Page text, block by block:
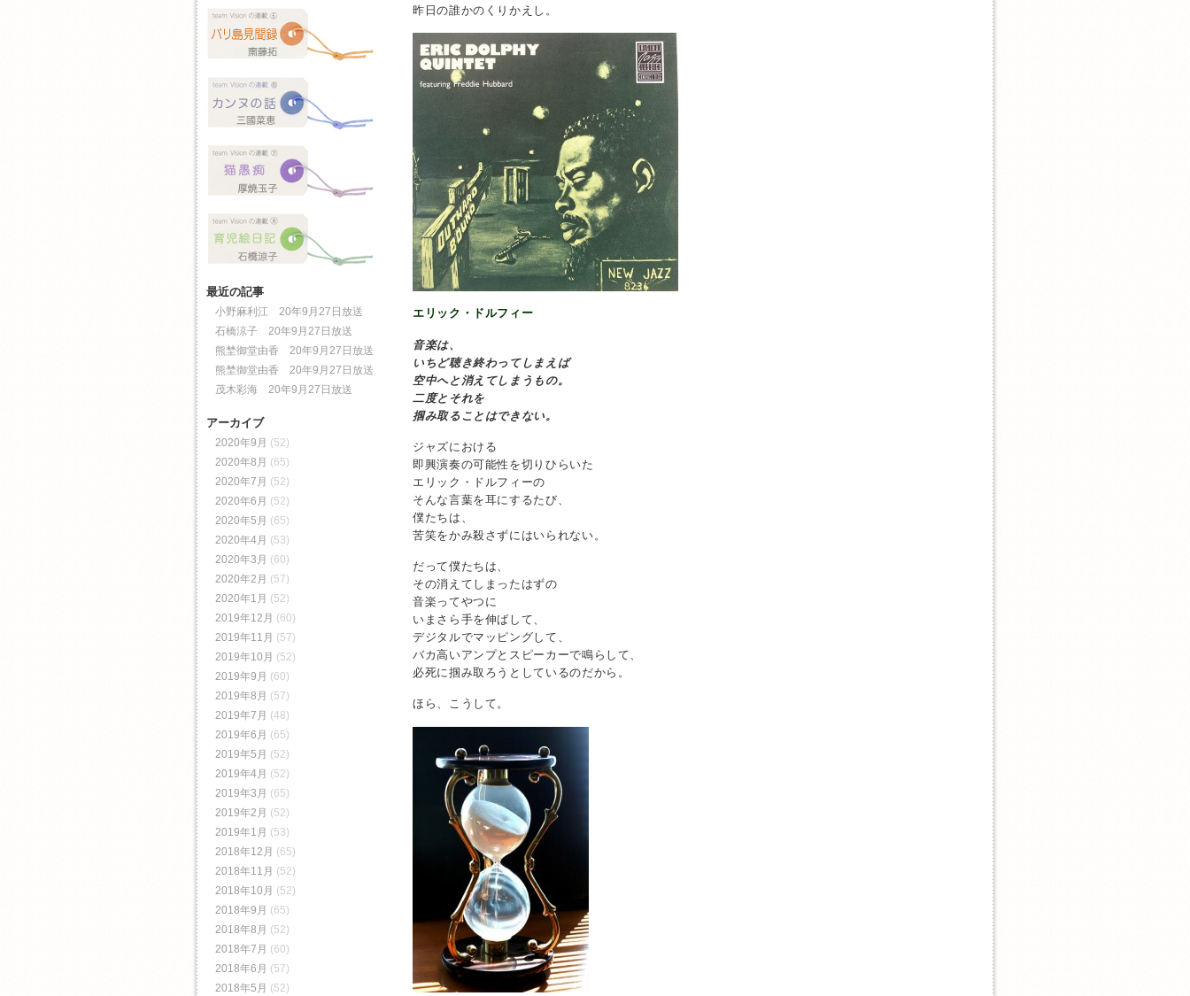
昨日の誰かのくりかえし。
エリック・ドルフィー
音楽は、
いちど聴き終わってしまえば
空中へと消えてしまうもの。
二度とそれを
掴み取ることはできない。
ジャズにおける
即興演奏の可能性を切りひらいた
エリック・ドルフィーの
そんな言葉を耳にするたび、
僕たちは、
苦笑をかみ殺さずにはいられない。
だって僕たちは、
その消えてしまったはずの
音楽ってやつに
いまさら手を伸ばして、
デジタルでマッピングして、
バカ高いアンプとスピーカーで鳴らして、
必死に掴み取ろうとしているのだから。
ほら、こうして。
最近の記事
小野麻利江 20年9月27日放送
石橋涼子 20年9月27日放送
熊埜御堂由香 20年9月27日放送
熊埜御堂由香 20年9月27日放送
茂木彩海 20年9月27日放送
アーカイブ
2020年9月 (52)
2020年8月 (65)
2020年7月 (52)
2020年6月 (52)
2020年5月 (65)
2020年4月 (53)
2020年3月 (60)
2020年2月 (57)
2020年1月 (52)
2019年12月 (60)
2019年11月 (57)
2019年10月 (52)
2019年9月 (60)
2019年8月 (57)
2019年7月 (48)
2019年6月 (65)
2019年5月 (52)
2019年4月 (52)
2019年3月 (65)
2019年2月 (52)
2019年1月 (53)
2018年12月 (65)
2018年11月 (52)
2018年10月 (52)
2018年9月 (65)
2018年8月 (52)
2018年7月 (60)
2018年6月 (57)
2018年5月 (52)